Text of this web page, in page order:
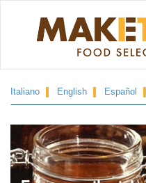
Italiano English Español